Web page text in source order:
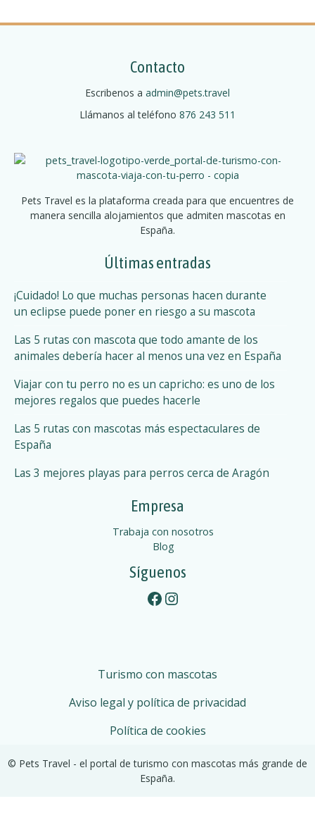
Contacto
Escribenos a admin@pets.travel
Llámanos al teléfono 876 243 511
Pets Travel es la plataforma creada para que encuentres de
manera sencilla alojamientos que admiten mascotas en
España.
Últimas entradas
¡Cuidado! Lo que muchas personas hacen durante
un eclipse puede poner en riesgo a su mascota
Las 5 rutas con mascota que todo amante de los
animales debería hacer al menos una vez en España
Viajar con tu perro no es un capricho: es uno de los
mejores regalos que puedes hacerle
Las 5 rutas con mascotas más espectaculares de
España
Las 3 mejores playas para perros cerca de Aragón
Empresa
Trabaja con nosotros
Blog
Síguenos
Facebook Instagram
Turismo con mascotas
Aviso legal y política de privacidad
Política de cookies
© Pets Travel - el portal de turismo con mascotas más grande de
España.